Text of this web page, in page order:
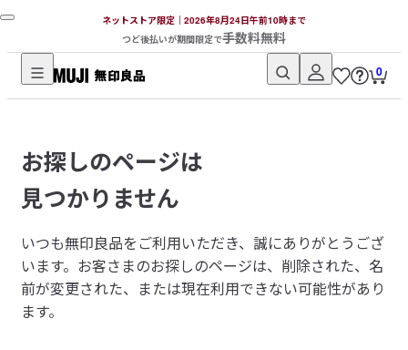
ネットストア限定｜2026年8月24日午前10時まで
つど後払いが期間限定で手数料無料
無
品
ネ
ッ
ト
ス
ト
ア
0
お探しのページは
見つかりません
いつも無印良品をご利用いただき、誠にありがとうござ
います。 お客さまのお探しのページは、削除された、名
前が変更された、または現在利用できない可能性があり
ます。